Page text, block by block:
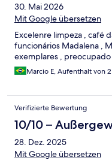
30. Mai 2026
Mit Google übersetzen
Excelenre limpeza , café
funcionários Madalena ,
exemplares ,
Marcio E, Aufenthalt von
Verifizierte Bewertung
10/10 –
28. Dez. 2025
Mit Google übersetzen